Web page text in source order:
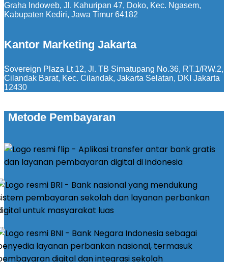
Graha Indoweb, Jl. Kahuripan 47, Doko, Kec. Ngasem,
Kabupaten Kediri, Jawa Timur 64182
Kantor Marketing Jakarta
Sovereign Plaza Lt 12, Jl. TB Simatupang No.36, RT.1/RW.2,
Cilandak Barat, Kec. Cilandak, Jakarta Selatan, DKI Jakarta
12430
Metode Pembayaran